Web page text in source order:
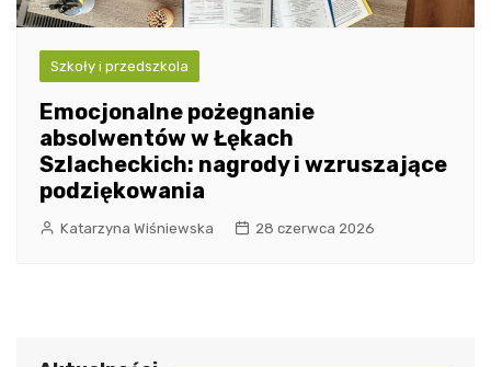
Szkoły i przedszkola
Emocjonalne pożegnanie
absolwentów w Łękach
Szlacheckich: nagrody i wzruszające
podziękowania
Katarzyna Wiśniewska 28 czerwca 2026